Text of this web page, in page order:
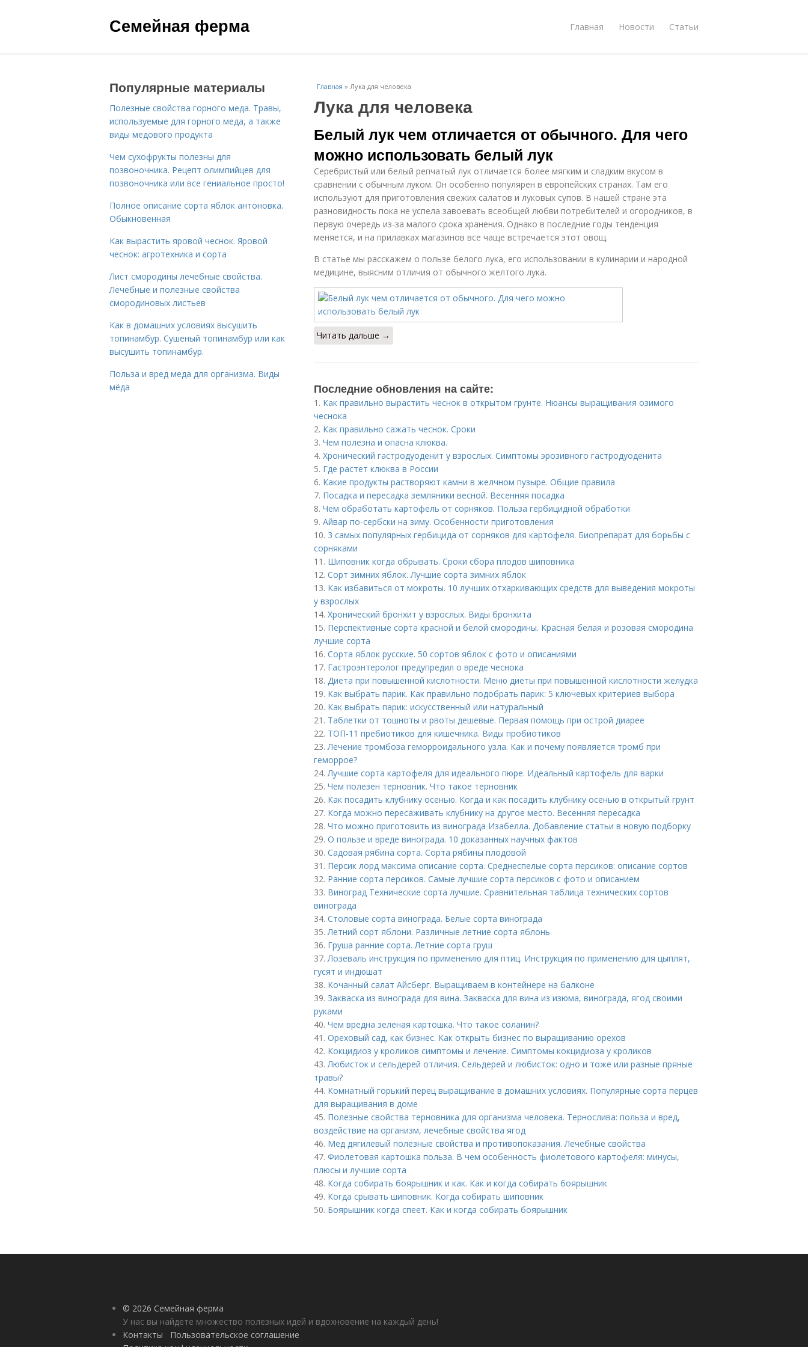
Семейная ферма Главная Новости Статьи
Главная » Лука для человека
Лука для человека
Белый лук чем отличается от обычного. Для чего
можно использовать белый лук
Серебристый или белый репчатый лук отличается более мягким и сладким вкусом в
сравнении с обычным луком. Он особенно популярен в европейских странах. Там его
используют для приготовления свежих салатов и луковых супов. В нашей стране эта
разновидность пока не успела завоевать всеобщей любви потребителей и огородников, в
первую очередь из-за малого срока хранения. Однако в последние годы тенденция
меняется, и на прилавках магазинов все чаще встречается этот овощ.
В статье мы расскажем о пользе белого лука, его использовании в кулинарии и народной
медицине, выясним отличия от обычного желтого лука.
Читать дальше →
Последние обновления на сайте:
1. Как правильно вырастить чеснок в открытом грунте. Нюансы выращивания озимого
чеснока
2. Как правильно сажать чеснок. Сроки
3. Чем полезна и опасна клюква.
4. Хронический гастродуоденит у взрослых. Симптомы эрозивного гастродуоденита
5. Где растет клюква в России
6. Какие продукты растворяют камни в желчном пузыре. Общие правила
7. Посадка и пересадка земляники весной. Весенняя посадка
8. Чем обработать картофель от сорняков. Польза гербицидной обработки
9. Айвар по-сербски на зиму. Особенности приготовления
10. 3 самых популярных гербицида от сорняков для картофеля. Биопрепарат для борьбы с
сорняками
11. Шиповник когда обрывать. Сроки сбора плодов шиповника
12. Сорт зимних яблок. Лучшие сорта зимних яблок
13. Как избавиться от мокроты. 10 лучших отхаркивающих средств для выведения мокроты
у взрослых
14. Хронический бронхит у взрослых. Виды бронхита
15. Перспективные сорта красной и белой смородины. Красная белая и розовая смородина
лучшие сорта
16. Сорта яблок русские. 50 сортов яблок с фото и описаниями
17. Гастроэнтеролог предупредил о вреде чеснока
18. Диета при повышенной кислотности. Меню диеты при повышенной кислотности желудка
19. Как выбрать парик. Как правильно подобрать парик: 5 ключевых критериев выбора
20. Как выбрать парик: искусственный или натуральный
21. Таблетки от тошноты и рвоты дешевые. Первая помощь при острой диарее
22. ТОП-11 пребиотиков для кишечника. Виды пробиотиков
23.Лечение тромбоза геморроидального узла. Как и почему появляется тромб при
геморрое?
24.Лучшие сорта картофеля для идеального пюре. Идеальный картофель для варки
25. Чем полезен терновник. Что такое терновник
26. Как посадить клубнику осенью. Когда и как посадить клубнику осенью в открытый грунт
27. Когда можно пересаживать клубнику на другое место. Весенняя пересадка
28. Что можно приготовить из винограда Изабелла. Добавление статьи в новую подборку
29. О пользе и вреде винограда. 10 доказанных научных фактов
30. Садовая рябина сорта. Сорта рябины плодовой
31. Персик лорд максима описание сорта. Среднеспелые сорта персиков: описание сортов
32. Ранние сорта персиков. Самые лучшие сорта персиков с фото и описанием
33. Виноград Технические сорта лучшие. Сравнительная таблица технических сортов
винограда
34. Столовые сорта винограда. Белые сорта винограда
35.Летний сорт яблони. Различные летние сорта яблонь
36. Груша ранние сорта. Летние сорта груш
37.Лозеваль инструкция по применению для птиц. Инструкция по применению для цыплят,
гусят и индюшат
38. Кочанный салат Айсберг. Выращиваем в контейнере на балконе
39. Закваска из винограда для вина. Закваска для вина из изюма, винограда, ягод своими
руками
40. Чем вредна зеленая картошка. Что такое соланин?
41. Ореховый сад, как бизнес. Как открыть бизнес по выращиванию орехов
42. Кокцидиоз у кроликов симптомы и лечение. Симптомы кокцидиоза у кроликов
43.Любисток и сельдерей отличия. Сельдерей и любисток: одно и тоже или разные пряные
травы?
44. Комнатный горький перец выращивание в домашних условиях. Популярные сорта перцев
для выращивания в доме
45. Полезные свойства терновника для организма человека. Тернослива: польза и вред,
воздействие на организм, лечебные свойства ягод
46. Мед дягилевый полезные свойства и противопоказания. Лечебные свойства
47. Фиолетовая картошка польза. В чем особенность фиолетового картофеля: минусы,
плюсы и лучшие сорта
48. Когда собирать боярышник и как. Как и когда собирать боярышник
49. Когда срывать шиповник. Когда собирать шиповник
50. Боярышник когда спеет. Как и когда собирать боярышник
Популярные материалы
Полезные свойства горного меда. Травы,
используемые для горного меда, а также
виды медового продукта
Чем сухофрукты полезны для
позвоночника. Рецепт олимпийцев для
позвоночника или все гениальное просто!
Полное описание сорта яблок антоновка.
Обыкновенная
Как вырастить яровой чеснок. Яровой
чеснок: агротехника и сорта
Лист смородины лечебные свойства.
Лечебные и полезные свойства
смородиновых листьев
Как в домашних условиях высушить
топинамбур. Сушеный топинамбур или как
высушить топинамбур.
Польза и вред меда для организма. Виды
мёда
© 2026 Семейная ферма
У нас вы найдете множество полезных идей и вдохновение на каждый день!
Контакты
Пользовательское соглашение